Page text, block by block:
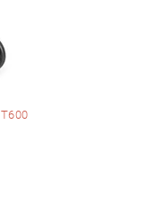
T600